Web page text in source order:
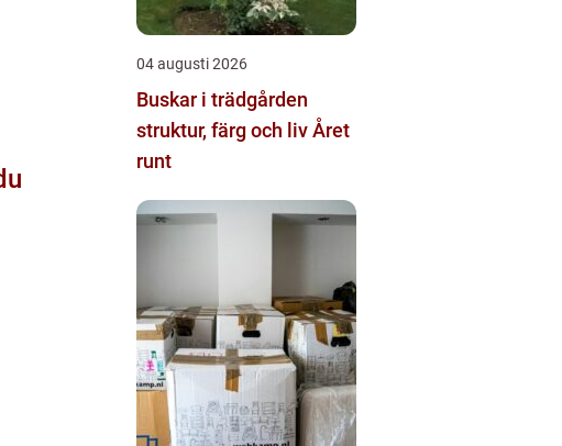
04 augusti 2026
Buskar i trädgården
struktur, färg och liv Året
runt